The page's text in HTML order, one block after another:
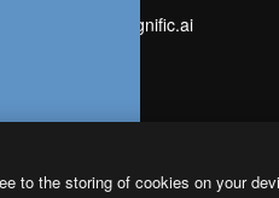
Ищете magnific.ai
to the storing of cookies on your